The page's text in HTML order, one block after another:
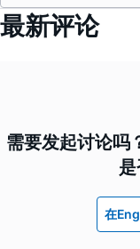
最新评论
需要发起讨论吗
在